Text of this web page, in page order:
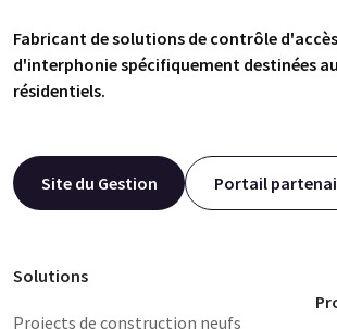
Fabricant de solutions de contrôle
d'interphonie spécifiquement destinées
résidentiels.
Site du Gestion Portail
Solutions
Projects de construction neufs